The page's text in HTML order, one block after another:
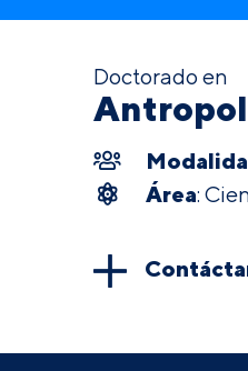
Doctorado en
Área: